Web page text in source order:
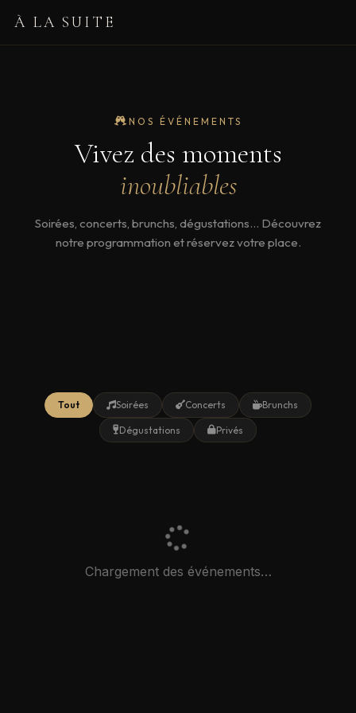
À LA SUITE
NOS ÉVÉNEMENTS
Vivez des moments
inoubliables
Soirées, concerts, brunchs, dégustations… Découvrez
notre programmation et réservez votre place.
Tout Soirées Concerts Brunchs
Dégustations Privés
Chargement des événements…